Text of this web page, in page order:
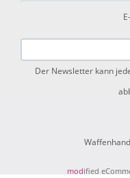
Der Newsletter kann
modified